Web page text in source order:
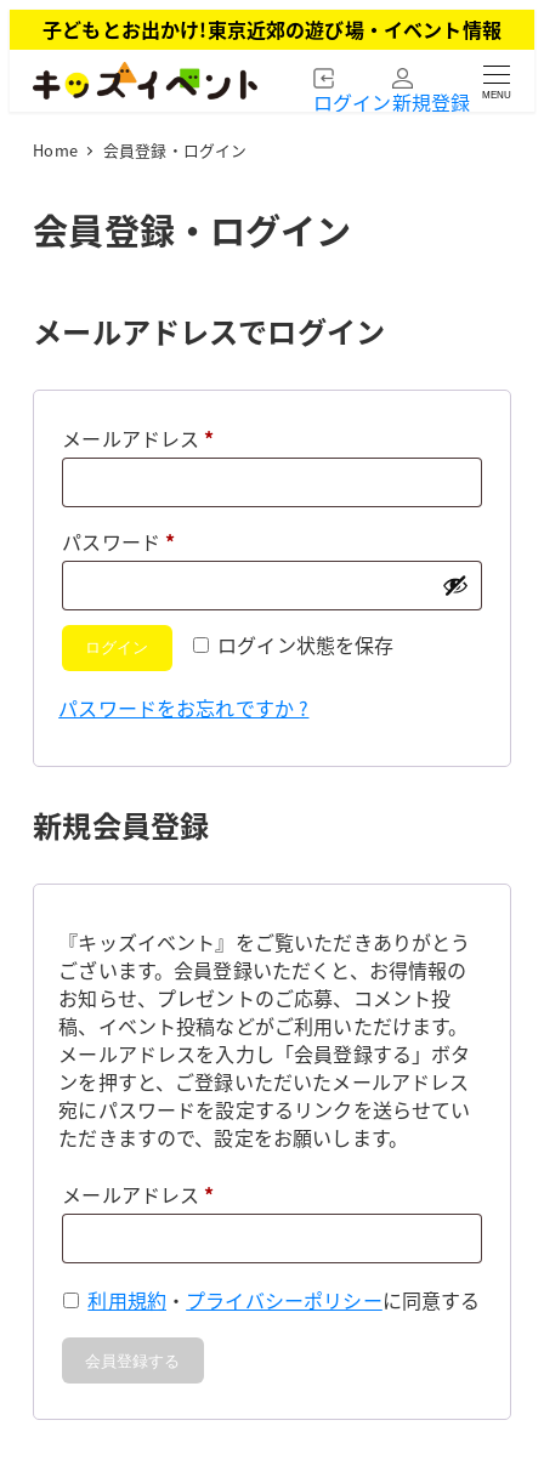
イ
子どもとお出かけ!東京近郊の遊び場・イベント情報
ログイン新規登録 MENU
Home 会員登録・ログイン
会員登録・ログイン
メールアドレスでログイン
メールアドレス *必
パスワード *必
ログイン状態を保存
ログイン
パスワードをお忘れですか ?
新規会員登録
『キッズイベント』をご覧いただきありがとう
ございます。会員登録いただくと、お得情報の
お知らせ、プレゼントのご応募、コメント投
稿、イベント投稿などがご利用いただけます。
メールアドレスを入力し「会員登録する」ボタ
ンを押すと、ご登録いただいたメールアドレス
宛にパスワードを設定するリンクを送らせてい
ただきますので、設定をお願いします。
メールアドレス *必
利用規約 ・ プライバシーポリシーに同意する
会員登録する